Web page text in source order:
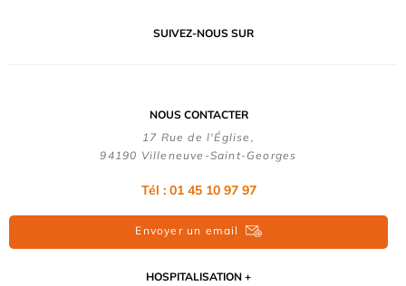
SUIVEZ-NOUS SUR
NOUS CONTACTER
17 Rue de l'Église,
94190 Villeneuve-Saint-Georges
Tél : 01 45 10 97 97
Envoyer un email
HOSPITALISATION